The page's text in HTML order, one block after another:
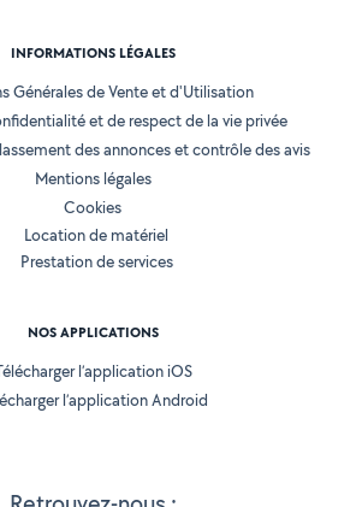
INFORMATIONS LÉGALES
Générales de Vente et d'Utilisation
et de respect de la vie privée
des annonces et contrôle des avis
Mentions légales
Cookies
Location de matériel
Prestation de services
NOS APPLICATIONS
l’application iOS
l’application Android